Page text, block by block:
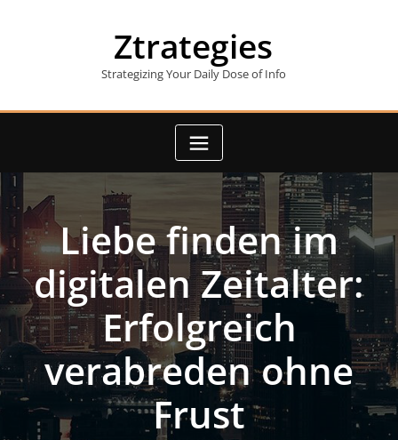
Ztrategies
Strategizing Your Daily Dose of Info
Liebe finden im
digitalen Zeitalter:
Erfolgreich
verabreden ohne
Frust